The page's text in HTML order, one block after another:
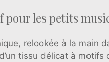
les petits
relookée à la main
tissu délicat à